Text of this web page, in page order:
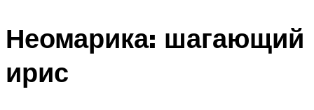
Неомарика: шагающий
ирис